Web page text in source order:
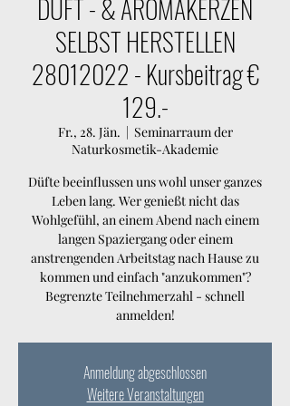
DUFT - & AROMAKERZEN
SELBST HERSTELLEN
28012022 - Kursbeitrag €
129.-
Fr., 28. Jän.
  |
Seminarraum der
Naturkosmetik-Akademie
Düfte beeinflussen uns wohl unser ganzes
Leben lang. Wer genießt nicht das
Wohlgefühl, an einem Abend nach einem
langen Spaziergang oder einem
anstrengenden Arbeitstag nach Hause zu
kommen und einfach "anzukommen"?
Begrenzte Teilnehmerzahl - schnell
anmelden!
Anmeldung abgeschlossen
Weitere Veranstaltungen